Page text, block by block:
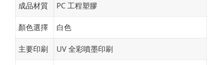
成品材質 PC 工程塑膠
顏色選擇 白色
主要印刷 UV 全彩噴墨印刷